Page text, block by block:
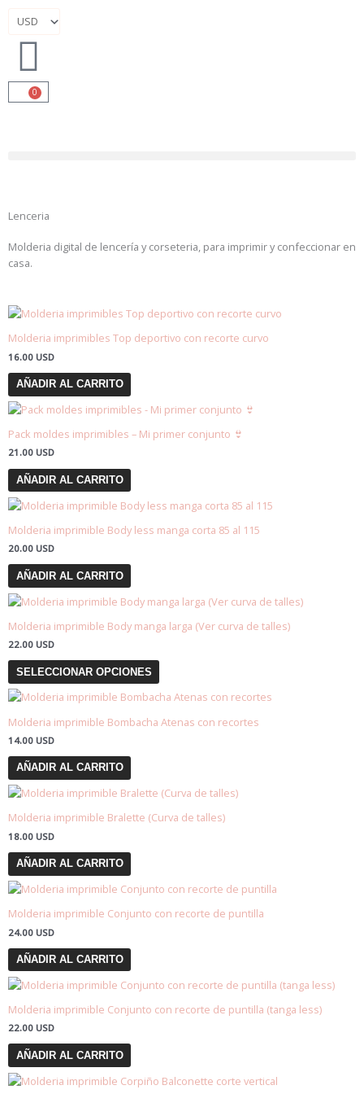
contenido
0
Cart
Lenceria
Molderia digital de lencería y corseteria, para imprimir y confeccionar en
casa.
Molderia imprimibles Top deportivo con recorte curvo
16.00 USD
AÑADIR AL CARRITO
Pack moldes imprimibles – Mi primer conjunto 👙
21.00 USD
AÑADIR AL CARRITO
Molderia imprimible Body less manga corta 85 al 115
20.00 USD
AÑADIR AL CARRITO
Molderia imprimible Body manga larga (Ver curva de talles)
22.00 USD
SELECCIONAR OPCIONES
Este
tiene
variantes.
Las
opciones
pueden
página
Molderia imprimible Bombacha Atenas con recortes
14.00 USD
AÑADIR AL CARRITO
Molderia imprimible Bralette (Curva de talles)
18.00 USD
AÑADIR AL CARRITO
Molderia imprimible Conjunto con recorte de puntilla
24.00 USD
AÑADIR AL CARRITO
Molderia imprimible Conjunto con recorte de puntilla (tanga less)
22.00 USD
AÑADIR AL CARRITO